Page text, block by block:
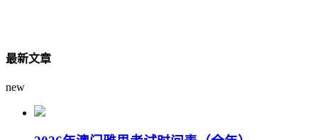
最新文章
new